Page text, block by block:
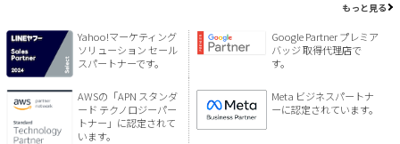
もっと見る
Yahoo!マーケティング
ソリューション セール
スパートナーです。
Google Partner プレミア
バッジ 取得代理店で
す。
AWSの「APN スタンダ
ード テクノロジーパー
トナー」に認定されて
います。
Meta ビジネスパートナ
ーに認定されています。